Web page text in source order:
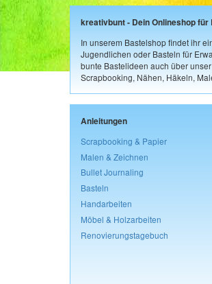
kreativbunt - Dein Onlineshop
In unserem Bastelshop findet ihr
Jugendlichen oder Basteln für
bunte Bastelideen auch über
Scrapbooking, Nähen, Häkeln,
Anleitungen
Scrapbooking & Papier
Malen & Zeichnen
Bullet Journaling
Basteln
Handarbeiten
Möbel & Holzarbeiten
Renovierungstagebuch